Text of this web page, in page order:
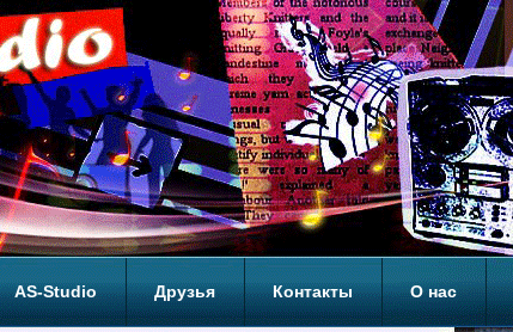
AS-Studio Друзья Контакты О нас